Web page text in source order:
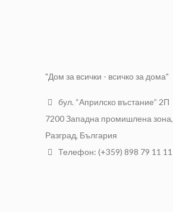
"Дом за всички - всичко за дома"
бул. “Априлско въстание” 2П
7200 Западна промишлена зона,
Разград, България
Телефон: (+359) 898 79 11 11